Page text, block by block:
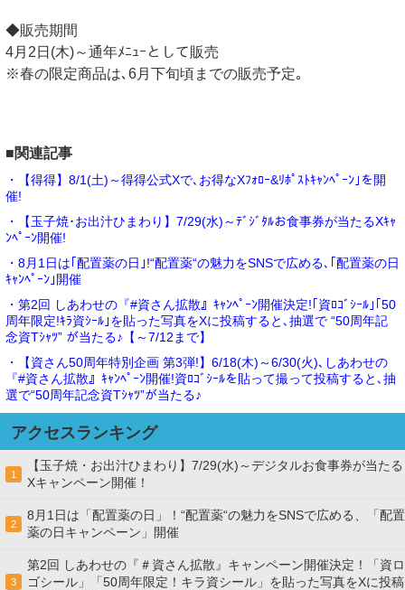
◆販売期間
4月2日(木)～通年ﾒﾆｭｰとして販売
※春の限定商品は､6月下旬頃までの販売予定｡
■関連記事
・【得得】8/1(土)～得得公式Xで､お得なXﾌｫﾛｰ&ﾘﾎﾟｽﾄｷｬﾝﾍﾟｰﾝ｣を開
催!
・【玉子焼･お出汁ひまわり】7/29(水)～ﾃﾞｼﾞﾀﾙお食事券が当たるXｷｬ
ﾝﾍﾟｰﾝ開催!
・8月1日は｢配置薬の日｣!“配置薬“の魅力をSNSで広める､｢配置薬の日
ｷｬﾝﾍﾟｰﾝ｣開催
・第2回 しあわせの『#資さん拡散』ｷｬﾝﾍﾟｰﾝ開催決定!｢資ﾛｺﾞｼｰﾙ｣｢50
周年限定!ｷﾗ資ｼｰﾙ｣を貼った写真をXに投稿すると､抽選で “50周年記
念資Tｼｬﾂ” が当たる♪【～7/12まで】
・【資さん50周年特別企画 第3弾!】6/18(木)～6/30(火)､しあわせの
『#資さん拡散』ｷｬﾝﾍﾟｰﾝ開催!資ﾛｺﾞｼｰﾙを貼って撮って投稿すると､抽
選で“50周年記念資Tｼｬﾂ”が当たる♪
アクセスランキング
1
【玉子焼・お出汁ひまわり】7/29(水)～デジタルお食事券が当たる
Xキャンペーン開催！
2
8月1日は「配置薬の日」！“配置薬“の魅力をSNSで広める、「配置
薬の日キャンペーン」開催
3
第2回 しあわせの『＃資さん拡散』キャンペーン開催決定！「資ロ
ゴシール」「50周年限定！キラ資シール」を貼った写真をXに投稿